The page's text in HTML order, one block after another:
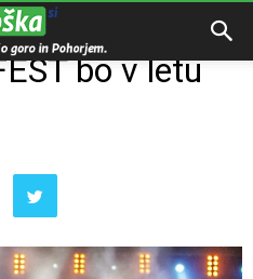
bo v letu